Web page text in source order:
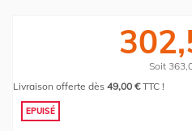
Soit
Livraison offerte dès 49,00 €TTC !
EPUISÉ